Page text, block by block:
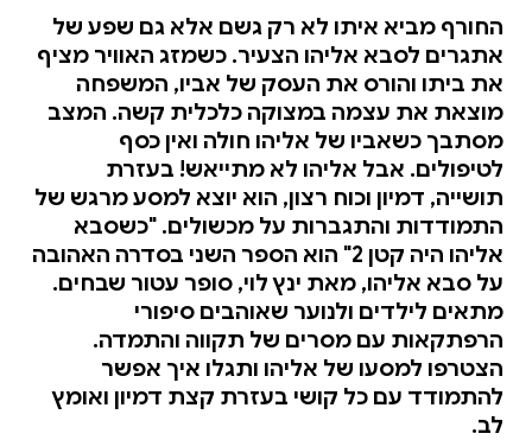
החורף מביא איתו לא רק גשם אלא גם שפע של
אתגרים לסבא אליהו הצעיר. כשמזג האוויר מציף
את ביתו והורס את העסק של אביו, המשפחה
מוצאת את עצמה במצוקה כלכלית קשה. המצב
מסתבך כשאביו של אליהו חולה ואין כסף
לטיפולים. אבל אליהו לא מתייאש! בעזרת
תושייה, דמיון וכוח רצון, הוא יוצא למסע מרגש של
התמודדות והתגברות על מכשולים. "כשסבא
אליהו היה קטן 2" הוא הספר השני בסדרה האהובה
על סבא אליהו, מאת ינץ לוי, סופר עטור שבחים.
מתאים לילדים ולנוער שאוהבים סיפורי
הרפתקאות עם מסרים של תקווה והתמדה.
הצטרפו למסעו של אליהו ותגלו איך אפשר
להתמודד עם כל קושי בעזרת קצת דמיון ואומץ
לב.